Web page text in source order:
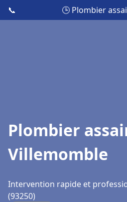
📞 🕒 Plombier
Plombier
Villemomble
Intervention rapide et
(93250)